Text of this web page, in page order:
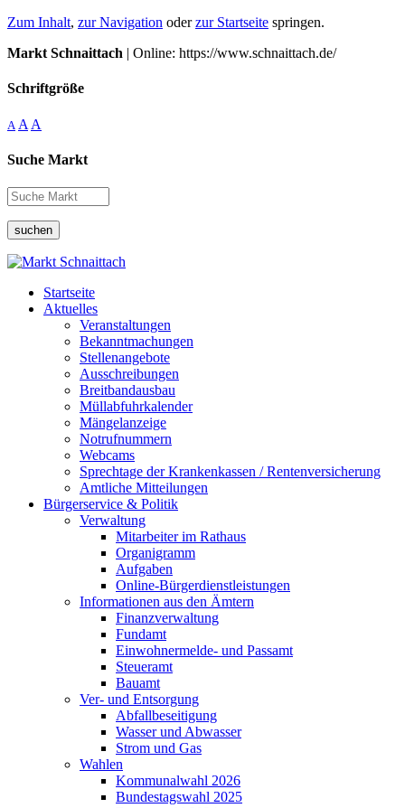
Zum Inhalt, zur Navigation oderzur Startseite springen.
Markt Schnaittach | Online: https://www.schnaittach.de/
Schriftgröße
A A A
Suche Markt
suchen
Startseite
Aktuelles
Veranstaltungen
Bekanntmachungen
Stellenangebote
Ausschreibungen
Breitbandausbau
Müllabfuhrkalender
Mängelanzeige
Notrufnummern
Webcams
Sprechtage der Krankenkassen / Rentenversicherung
Amtliche Mitteilungen
Bürgerservice & Politik
Verwaltung
Mitarbeiter im Rathaus
Organigramm
Aufgaben
Online-Bürgerdienstleistungen
Informationen aus den Ämtern
Finanzverwaltung
Fundamt
Einwohnermelde- und Passamt
Steueramt
Bauamt
Ver- und Entsorgung
Abfallbeseitigung
Wasser und Abwasser
Strom und Gas
Wahlen
Kommunalwahl 2026
Bundestagswahl 2025